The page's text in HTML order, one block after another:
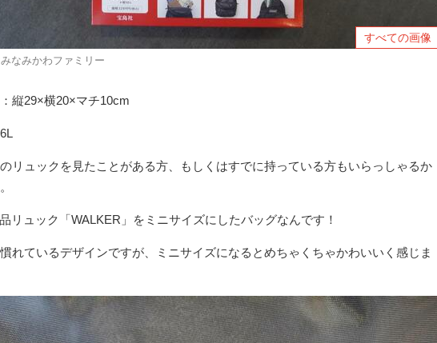
すべての画像
なみかわファミリー
縦29×横20×マチ10cm
リュックを見たことがある方、もしくはすでに持っている方もいらっしゃるか
リュック「WALKER」をミニサイズにしたバッグなんです！
れているデザインですが、ミニサイズになるとめちゃくちゃかわいいく感じま